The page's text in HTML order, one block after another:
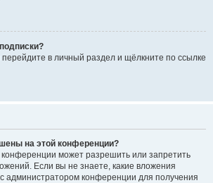
перейдите в личный раздел и щёлкните по ссылке
на этой конференции?
может разрешить или запретить
Если вы не знаете, какие вложения
администратором конференции для получения